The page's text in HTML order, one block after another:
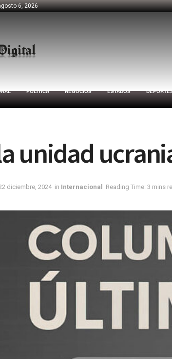
6, 2026
POLÍTICA NEGOCIOS ESTADOS
unidad
diciembre, 2024 in Internacional Reading Time: 3 mins